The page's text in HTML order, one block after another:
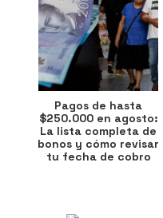
Pagos de hasta
$250.000 en agosto:
La lista completa de
bonos y cómo revisar
tu fecha de cobro